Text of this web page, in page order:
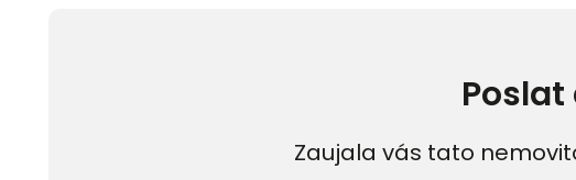
Zaujala vás tato